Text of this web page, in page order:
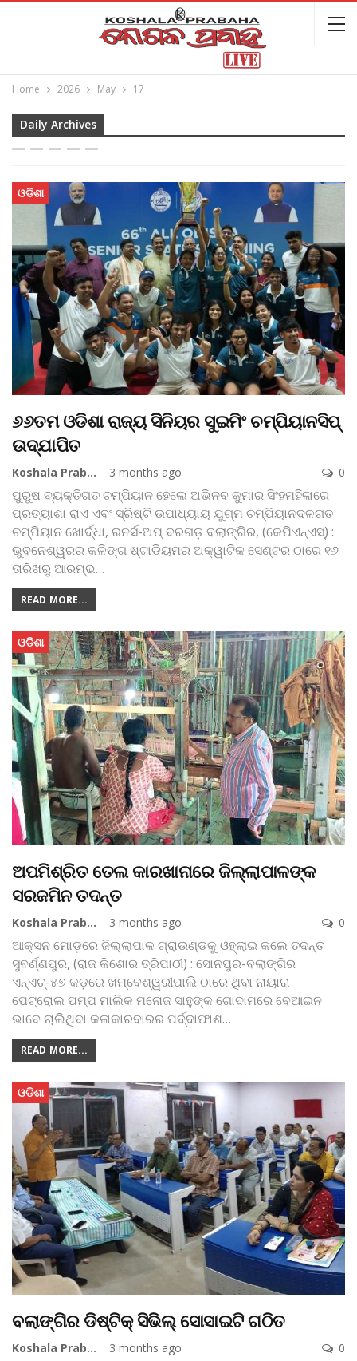
Home 2026 May 17
Daily Archives
ଓଡିଶା
୬୬ତମ ଓଡିଶା ରାଜ୍ୟ ସିିନିୟର ସୁଇମିଂ ଚମ୍ପିୟାନସିପ୍
ଉଦ୍‌ଯାପିତ
Koshala Prabaha 3 months ago 0
ପୁରୁଷ ବ୍ୟକ୍ତିଗତ ଚମ୍ପିୟାନ ହେଲେ ଅଭିନବ କୁମାର ସିଂହମହିଳାରେ
ପ୍ରତ୍ୟାଶା ରାଏ ଏବଂ ସ୍ରିଷ୍ଟି ଉପାଧ୍ୟାୟ ଯୁଗ୍ମ ଚମ୍ପିୟାନଦଳଗତ
ଚମ୍ପିୟାନ ଖୋର୍ଦ୍ଧା, ରନର୍ସ-ଅପ୍ ବରଗଡ଼ ବଲାଙ୍ଗିର, (କେପିଏନ୍‌ଏସ୍‌) :
ଭୁବନେଶ୍ୱରର କଳିଙ୍ଗ ଷ୍ଟାଡିୟମର ଅକ୍ୱାଟିକ ସେଣ୍ଟର ଠାରେ ୧୬
ତାରିଖରୁ ଆରମ୍ଭ…
READ MORE...
ଓଡିଶା
ଅପମିଶ୍ରିତ ତେଲ କାରଖାନାରେ ଜିଲ୍ଲାପାଳଙ୍କ
ସରଜମିନ ତଦନ୍ତ
Koshala Prabaha 3 months ago 0
ଆକ୍ସନ ମୋଡ଼ରେ ଜିଲ୍ଲାପାଳ ଗ୍ରାଉଣ୍ଡକୁ ଓହ୍ଲାଇ କଲେ ତଦନ୍ତ
ସୁବର୍ଣ୍ଣପୁର, (ରାଜ କିଶୋର ତ୍ରିପାଠୀ) : ସୋନପୁର-ବଲାଙ୍ଗିର
ଏନ୍‌ଏଚ୍‌-୫୭ କଡ଼ରେ ଖମ୍ବେଶ୍ୱରୀପାଲି ଠାରେ ଥିବା ନାୟାରା
ପେଟ୍ରୋଲ ପମ୍ପ ମାଲିକ ମନୋଜ ସାହୁଙ୍କ ଗୋଦାମରେ ବେଆଇନ
ଭାବେ ଚାଲିଥିବା କଳାକାରବାରର ପର୍ଦ୍ଦାଫାଶ…
READ MORE...
ଓଡିଶା
ବଲାଙ୍ଗିର ଡିଷ୍ଟିକ୍‌ ସିଭିଲ୍ ସୋସାଇଟି ଗଠିତ
Koshala Prabaha 3 months ago 0